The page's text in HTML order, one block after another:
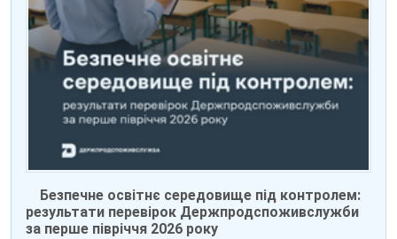
Безпечне освітнє середовище під контролем:
результати перевірок Держпродспоживслужби
за перше півріччя 2026 року